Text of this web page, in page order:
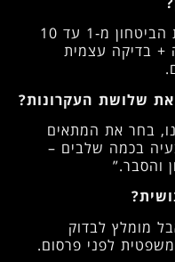
סיימו כל פרומפט ב“דרג את רמת הביטחון מ‑1 עד 10
+ בדיקה עצמית
שלושת העקרונות?
בחר את המתאים
בכמה שלבים –
והסבר.”
מומלץ לבדוק
משפטית לפני פרסום.